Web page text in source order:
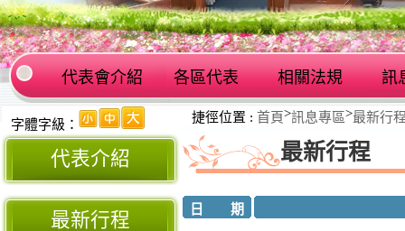
代表會介紹 各區代表 相關法規 訊
字體字級：
代表介紹
最新行程
捷徑位置 : 首頁>訊息專區>最新行
最新行程
日 期